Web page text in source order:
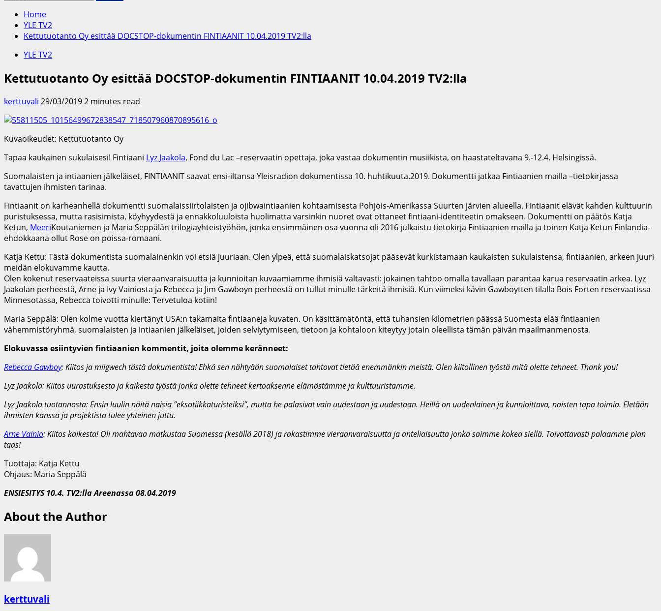
Home
YLE TV2
Kettutuotanto Oy esittää DOCSTOP-dokumentin FINTIAANIT 10.04.2019 TV2:lla
YLE TV2
Kettutuotanto Oy esittää DOCSTOP-dokumentin FINTIAANIT 10.04.2019 TV2:lla
kerttuvali 29/03/20192 minutes read
Kuvaoikeudet: Kettutuotanto Oy
Tapaa kaukainen sukulaisesi! Fintiaani Lyz Jaakola, Fond du Lac –reservaatin opettaja, joka vastaa dokumentin musiikista, on haastateltavana 9.-12.4. Helsingissä.
Suomalaisten ja intiaanien jälkeläiset, FINTIAANIT saavat ensi-iltansa Yleisradion dokumentissa 10. huhtikuuta.2019. Dokumentti jatkaa Fintiaanien mailla –tietokirjassa
tavattujen ihmisten tarinaa.
Fintiaanit on karheanhellä dokumentti suomalaissiirtolaisten ja ojibwaintiaanien kohtaamisesta Pohjois-Amerikassa Suurten järvien alueella. Fintiaanit elävät kahden kulttuurin
puristuksessa, mutta rasisimista, köyhyydestä ja ennakkoluuloista huolimatta varsinkin nuoret ovat ottaneet fintiaani-identiteetin omakseen. Dokumentti on päätös Katja
Ketun, MeeriKoutaniemen ja Maria Seppälän trilogiayhteistyöhön, jonka ensimmäinen osa vuonna oli 2016 julkaistu tietokirja Fintiaanien mailla ja toinen Katja Ketun Finlandia-
ehdokkaana ollut Rose on poissa-romaani.
Katja Kettu: Tästä dokumentista suomalainenkin voi etsiä juuriaan. Olen ylpeä, että suomalaiskatsojat pääsevät kurkistamaan kaukaisten sukulaistensa, fintiaanien, arkeen juuri
meidän elokuvamme kautta.
Olen kokenut reservaateissa suurta vieraanvaraisuutta ja kunnioitan kuvaamiamme ihmisiä valtavasti: jokainen tahtoo omalla tavallaan parantaa karua reservaatin arkea. Lyz
Jaakolan perheestä, Arne ja Ivy Vainiosta ja Rebecca ja Jim Gawboyn perheestä on tullut minulle tärkeitä ihmisiä. Kun viimeksi kävin Gawboytten tilalla Bois Forten reservaatissa
Minnesotassa, Rebecca toivotti minulle: Tervetuloa kotiin!
Maria Seppälä: Olen kolme vuotta kiertänyt USA:n takamaita fintiaaneja kuvaten. On käsittämätöntä, että tuhansien kilometrien päässä Suomesta elää fintiaanien
vähemmistöryhmä, suomalaisten ja intiaanien jälkeläiset, joiden selviytymiseen, tietoon ja kohtaloon kiteytyy jotain oleellista tämän päivän maailmanmenosta.
Elokuvassa esiintyvien fintiaanien kommentit, joita olemme keränneet:
Rebecca Gawboy: Kiitos ja miigwech tästä dokumentista! Ehkä sen nähtyään suomalaiset tahtovat tietää enemmänkin meistä. Olen kiitollinen työstä mitä olette tehneet. Thank you!
Lyz Jaakola: Kiitos uurastuksesta ja kaikesta työstä jonka olette tehneet kertoaksenne elämästämme ja kulttuuristamme.
Lyz Jaakola tuotannosta: Ensin luulin näitä naisia ”eksotiikkaturisteiksi”, mutta he palasivat vain uudestaan ja uudestaan. Heillä on uudenlainen ja kunnioittava, naisten tapa toimia. Eletään
ihmisten kanssa ja projektista tulee yhteinen juttu.
Arne Vainio: Kiitos kaikesta! Oli mahtavaa matkustaa Suomessa (kesällä 2018) ja rakastimme vieraanvaraisuutta ja anteliaisuutta jonka saimme kokea siellä. Toivottavasti palaamme pian
taas!
Tuottaja: Katja Kettu
Ohjaus: Maria Seppälä
ENSIESITYS 10.4. TV2:lla Areenassa 08.04.2019
About the Author
kerttuvali